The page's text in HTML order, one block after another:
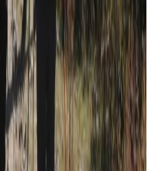
पसेका नेपाली श्रमिकको